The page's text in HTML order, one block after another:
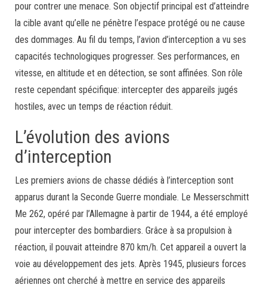
pour contrer une menace. Son objectif principal est d’atteindre
la cible avant qu’elle ne pénètre l’espace protégé ou ne cause
des dommages. Au fil du temps, l’avion d’interception a vu ses
capacités technologiques progresser. Ses performances, en
vitesse, en altitude et en détection, se sont affinées. Son rôle
reste cependant spécifique: intercepter des appareils jugés
hostiles, avec un temps de réaction réduit.
L’évolution des avions
d’interception
Les premiers avions de chasse dédiés à l’interception sont
apparus durant la Seconde Guerre mondiale. Le Messerschmitt
Me 262, opéré par l’Allemagne à partir de 1944, a été employé
pour intercepter des bombardiers. Grâce à sa propulsion à
réaction, il pouvait atteindre 870 km/h. Cet appareil a ouvert la
voie au développement des jets. Après 1945, plusieurs forces
aériennes ont cherché à mettre en service des appareils